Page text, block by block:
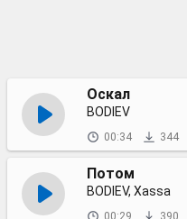
Оскал
BODIEV
00:34 344
Потом
BODIEV, Xassa
00:29 390